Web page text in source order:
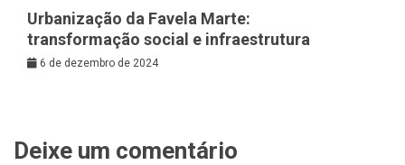
Urbanização da Favela Marte:
transformação social e infraestrutura
6 de dezembro de 2024
Deixe um comentário